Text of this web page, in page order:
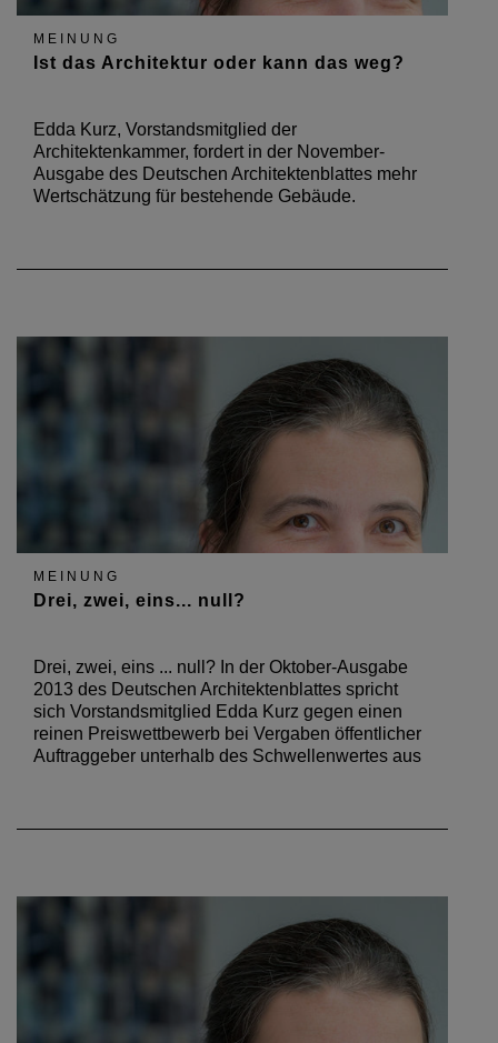
MEINUNG
Ist das Architektur oder kann das weg?
Edda Kurz, Vorstandsmitglied der
Architektenkammer, fordert in der November-
Ausgabe des Deutschen Architektenblattes mehr
Wertschätzung für bestehende Gebäude.
MEINUNG
Drei, zwei, eins... null?
Drei, zwei, eins ... null? In der Oktober-Ausgabe
2013 des Deutschen Architektenblattes spricht
sich Vorstandsmitglied Edda Kurz gegen einen
reinen Preiswettbewerb bei Vergaben öffentlicher
Auftraggeber unterhalb des Schwellenwertes aus